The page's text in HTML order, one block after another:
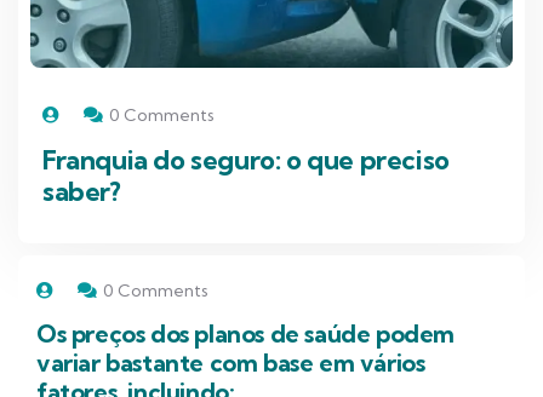
0 Comments
Franquia do seguro: o que preciso
saber?
0 Comments
Os preços dos planos de saúde podem
variar bastante com base em vários